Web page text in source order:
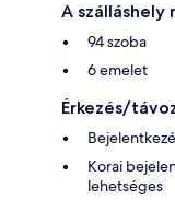
A szálláshely
94 szoba
6 emelet
Érkezés/
Korai
lehetséges